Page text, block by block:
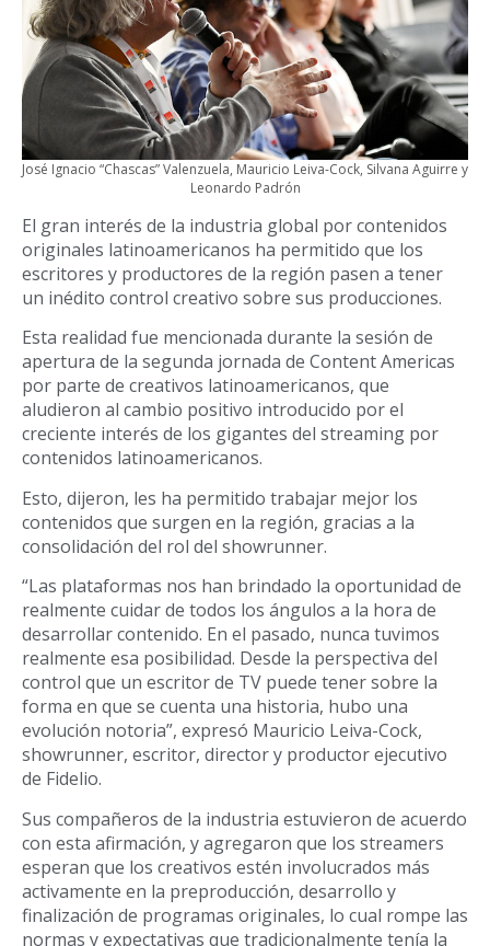
José Ignacio “Chascas” Valenzuela, Mauricio Leiva-Cock, Silvana Aguirre y
Leonardo Padrón
El gran interés de la industria global por contenidos
originales latinoamericanos ha permitido que los
escritores y productores de la región pasen a tener
un inédito control creativo sobre sus producciones.
Esta realidad fue mencionada durante la sesión de
apertura de la segunda jornada de Content Americas
por parte de creativos latinoamericanos, que
aludieron al cambio positivo introducido por el
creciente interés de los gigantes del streaming por
contenidos latinoamericanos.
Esto, dijeron, les ha permitido trabajar mejor los
contenidos que surgen en la región, gracias a la
consolidación del rol del showrunner.
“Las plataformas nos han brindado la oportunidad de
realmente cuidar de todos los ángulos a la hora de
desarrollar contenido. En el pasado, nunca tuvimos
realmente esa posibilidad. Desde la perspectiva del
control que un escritor de TV puede tener sobre la
forma en que se cuenta una historia, hubo una
evolución notoria”, expresó Mauricio Leiva-Cock,
showrunner, escritor, director y productor ejecutivo
de Fidelio.
Sus compañeros de la industria estuvieron de acuerdo
con esta afirmación, y agregaron que los streamers
esperan que los creativos estén involucrados más
activamente en la preproducción, desarrollo y
finalización de programas originales, lo cual rompe las
normas y expectativas que tradicionalmente tenía la